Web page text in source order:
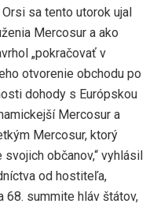
sa tento utorok ujal
Mercosur a ako
„pokračovať v
otvorenie obchodu po
dohody s Európskou
Mercosur a
Mercosur, ktorý
občanov,“ vyhlásil
od hostiteľa,
68. summite hláv štátov,